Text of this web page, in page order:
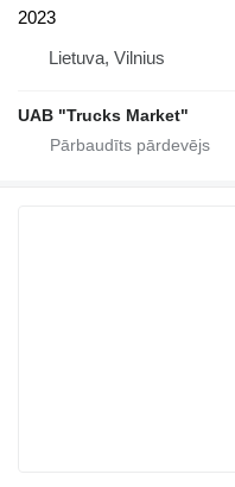
2023
Lietuva, Vilnius
UAB "Trucks Market"